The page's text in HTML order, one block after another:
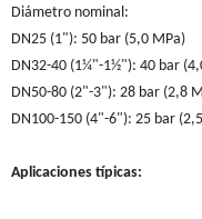
Diámetro nominal:
DN25 (1"): 50 bar (5,0 MPa)
DN32-40 (1¼"-1½"): 40 bar
DN50-80 (2"-3"): 28 bar (2,8
DN100-150 (4"-6"): 25 bar
Aplicaciones típicas: